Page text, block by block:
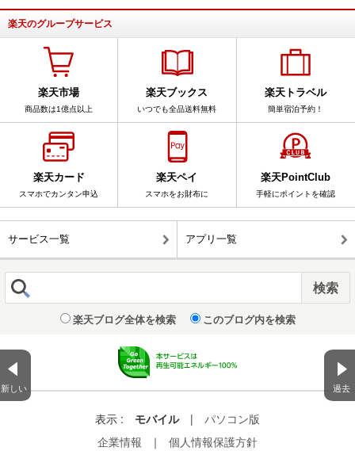
新しい 過去
楽天のグループサービス
楽天市場
商品数は1億点以上
楽天ブックス
いつでも全品送料無料
楽天トラベル
簡単宿泊予約！
楽天カード
スマホでカンタン申込
楽天ペイ
スマホをお財布に
楽天PointClub
手軽にポイントを確認
サービス一覧 アプリ一覧
楽天ブログ全体を検索 このブログ内を検索
表示 : モバイル |
パソコン版
企業情報
｜ 個人情報保護方針